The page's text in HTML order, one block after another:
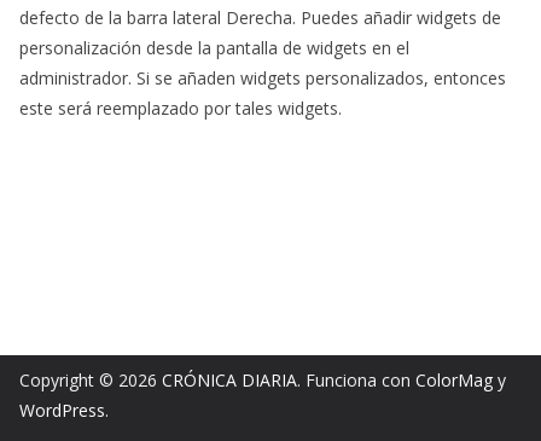
defecto de la barra lateral Derecha. Puedes añadir widgets de
personalización desde la pantalla de widgets en el
administrador. Si se añaden widgets personalizados, entonces
este será reemplazado por tales widgets.
Copyright © 2026 CRÓNICA DIARIA. Funciona con ColorMag y
WordPress.